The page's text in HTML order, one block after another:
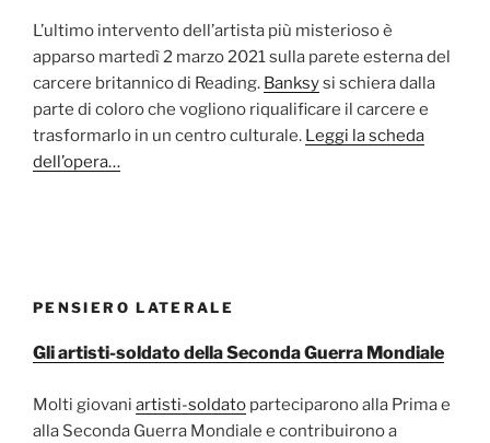
L’ultimo intervento dell’artista più misterioso è
apparso martedì 2 marzo 2021 sulla parete esterna del
carcere britannico di Reading. Banksysi schiera dalla
parte di coloro che vogliono riqualificare il carcere e
trasformarlo in un centro culturale. Leggi la scheda
dell’opera…
PENSIERO LATERALE
Gli artisti-soldato della Seconda Guerra Mondiale
Molti giovani artisti-soldato parteciparono alla Prima e
alla Seconda Guerra Mondiale e contribuirono a